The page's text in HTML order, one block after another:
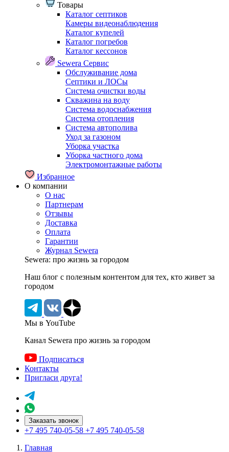
Товары
Каталог септиков
Камеры видеонаблюдения
Каталог купелей
Каталог погребов
Каталог кессонов
Sewera Сервис
Обслуживание дома
Септики и ЛОСы
Система очистки воды
Скважина на воду
Система водоснабжения
Система отопления
Система автополива
Уход за газоном
Уборка участка
Уборка частного дома
Электромонтажные работы
Избранное
О компании
О нас
Партнерам
Отзывы
Доставка
Оплата
Гарантии
Журнал Sewera
Sewera: про жизнь за городом
Наш блог c полезным контентом для тех, кто живет за
городом
Мы в YouTube
Канал Sewera про жизнь за городом
Подписаться
Контакты
Пригласи друга!
Заказать звонок
+7 495 740-05-58 +7 495 740-05-58
Главная